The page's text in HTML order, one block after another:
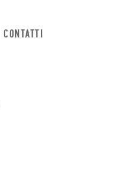
CONTATTI